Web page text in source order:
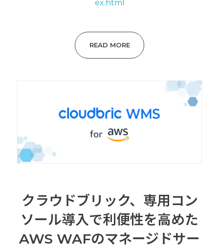
ex.html
READ MORE
クラウドブリック、専用コン
ソール導入で利便性を高めた
AWS WAFのマネージドサー